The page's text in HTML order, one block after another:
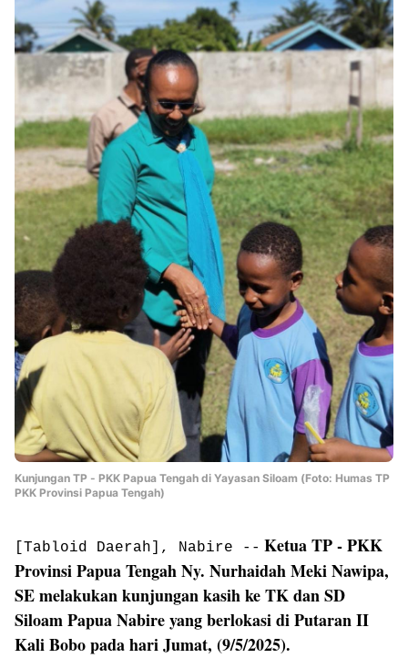
Kunjungan TP - PKK Papua Tengah di Yayasan Siloam (Foto: Humas TP
PKK Provinsi Papua Tengah)
[Tabloid Daerah], Nabire -- Ketua TP - PKK
Provinsi Papua Tengah Ny. Nurhaidah Meki Nawipa,
SE melakukan kunjungan kasih ke TK dan SD
Siloam Papua Nabire yang berlokasi di Putaran II
Kali Bobo pada hari Jumat, (9/5/2025).